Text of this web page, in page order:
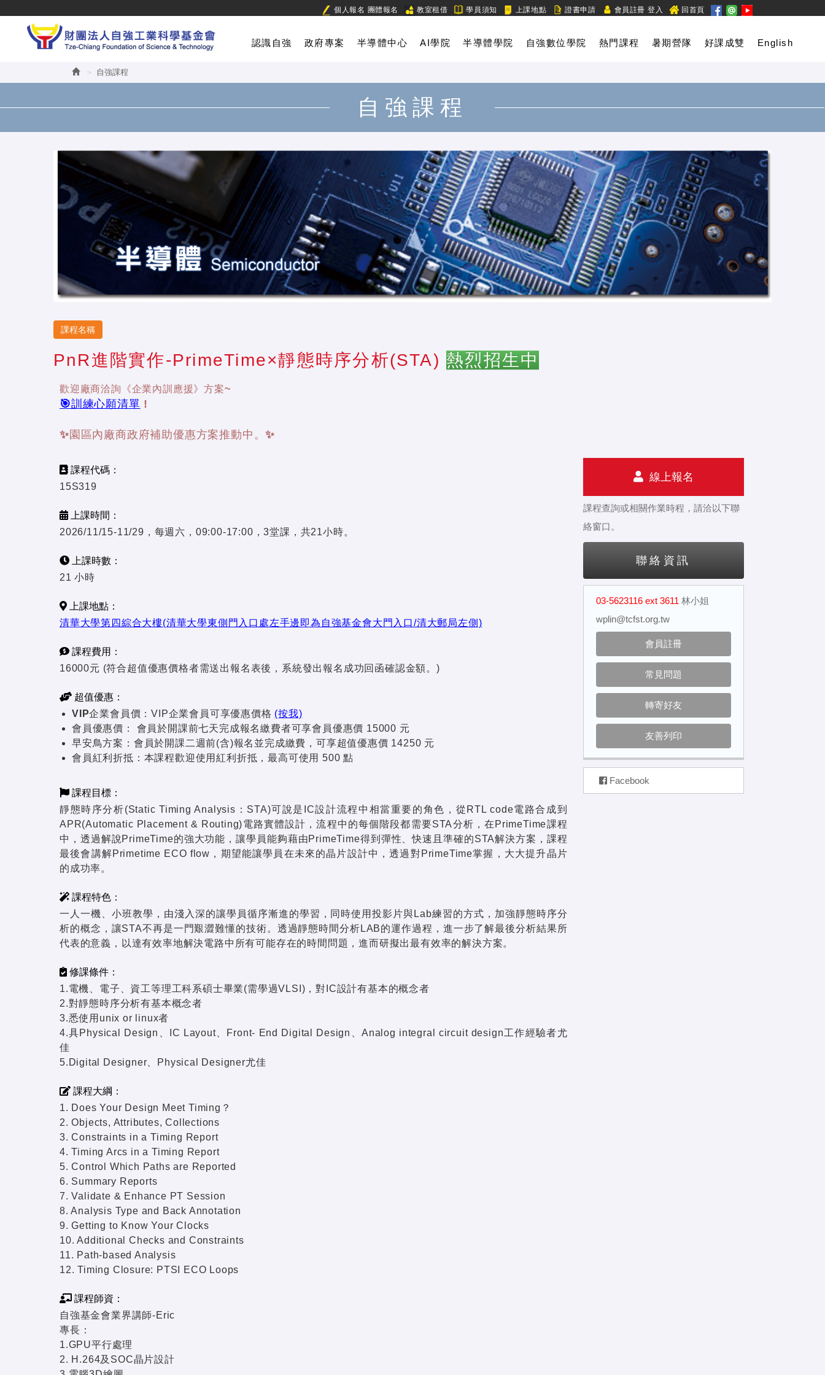
認識自強 政府專案 半導體中心 AI學院 半導體學院 自強數位學院 熱門課程 暑期營隊 好課成雙 English
個人報名 團體報名 教室租借 學員須知 上課地點 證書申請 會員註冊 登入 回首頁
自強課程
自強課程
課程名稱
PnR進階實作-PrimeTime×靜態時序分析(STA) 熱烈招生中
歡迎廠商洽詢《企業內訓應援》方案~
🎯訓練心願清單 !
✨園區內廠商政府補助優惠方案推動中。✨
課程代碼：
15S319
上課時間：
2026/11/15-11/29，每週六，09:00-17:00，3堂課，共21小時。
上課時數：
21 小時
上課地點：
清華大學第四綜合大樓(清華大學東側門入口處左手邊即為自強基金會大門入口/清大郵局左側)
課程費用：
16000元 (符合超值優惠價格者需送出報名表後，系統發出報名成功回函確認金額。)
超值優惠：
VIP企業會員價：VIP企業會員可享優惠價格 (按我)
會員優惠價：
會員於開課前七天完成報名繳費者可享會員優惠價 15000 元
早安鳥方案： 會員於開課二週前(含)報名並完成繳費，可享超值優惠價 14250 元
會員紅利折抵： 本課程歡迎使用紅利折抵，最高可使用 500 點
課程目標：
靜態時序分析(Static Timing Analysis：STA)可說是IC設計流程中相當重要的角色，從RTL code電路合成到
APR(Automatic Placement & Routing)電路實體設計，流程中的每個階段都需要STA分析，在PrimeTime課程
中，透過解說PrimeTime的強大功能，讓學員能夠藉由PrimeTime得到彈性、快速且準確的STA解決方案，課程
最後會講解Primetime ECO flow，期望能讓學員在未來的晶片設計中，透過對PrimeTime掌握，大大提升晶片
的成功率。
課程特色：
一人一機、小班教學，由淺入深的讓學員循序漸進的學習，同時使用投影片與Lab練習的方式，加強靜態時序分
析的概念，讓STA不再是一門艱澀難懂的技術。透過靜態時間分析LAB的運作過程，進一步了解最後分析結果所
代表的意義，以達有效率地解決電路中所有可能存在的時間問題，進而研擬出最有效率的解決方案。
修課條件：
1.電機、電子、資工等理工科系碩士畢業(需學過VLSI)，對IC設計有基本的概念者
2.對靜態時序分析有基本概念者
3.悉使用unix or linux者
4.具Physical Design、IC Layout、Front- End Digital Design、Analog integral circuit design工作經驗者尤
佳
5.Digital Designer、Physical Designer尤佳
課程大綱：
1. Does Your Design Meet Timing？
2. Objects, Attributes, Collections
3. Constraints in a Timing Report
4. Timing Arcs in a Timing Report
5. Control Which Paths are Reported
6. Summary Reports
7. Validate & Enhance PT Session
8. Analysis Type and Back Annotation
9. Getting to Know Your Clocks
10. Additional Checks and Constraints
11. Path-based Analysis
12. Timing Closure: PTSI ECO Loops
課程師資：
自強基金會業界講師-Eric
專長：
1.GPU平行處理
2. H.264及SOC晶片設計
線上報名
課程查詢或相關作業時程，請洽以下聯
絡窗口。
聯絡資訊
03-5623116 ext 3611 林小姐
wplin@tcfst.org.tw
會員註冊
常見問題
轉寄好友
友善列印
Facebook